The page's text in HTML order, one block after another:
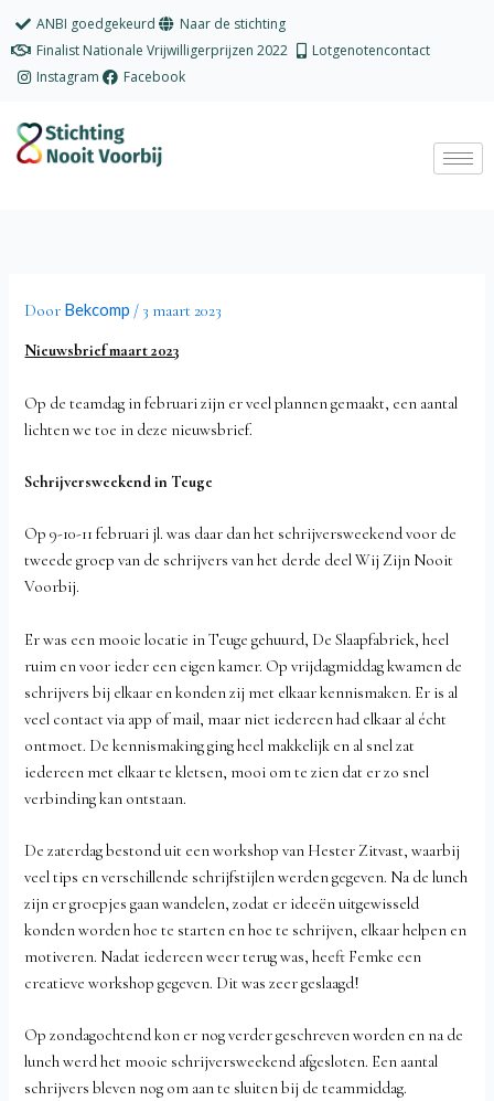
ANBI goedgekeurd
Naar de stichting
Finalist Nationale Vrijwilligerprijzen 2022
Lotgenotencontact
Instagram
Facebook
Door Bekcomp / 3 maart 2023
Nieuwsbrief maart 2023
Op de teamdag in februari zijn er veel plannen gemaakt, een aantal
lichten we toe in deze nieuwsbrief.
Schrijversweekend in Teuge
Op 9-10-11 februari jl. was daar dan het schrijversweekend voor de
tweede groep van de schrijvers van het derde deel Wij Zijn Nooit
Voorbij.
Er was een mooie locatie in Teuge gehuurd, De Slaapfabriek, heel
ruim en voor ieder een eigen kamer. Op vrijdagmiddag kwamen de
schrijvers bij elkaar en konden zij met elkaar kennismaken. Er is al
veel contact via app of mail, maar niet iedereen had elkaar al écht
ontmoet. De kennismaking ging heel makkelijk en al snel zat
iedereen met elkaar te kletsen, mooi om te zien dat er zo snel
verbinding kan ontstaan.
De zaterdag bestond uit een workshop van Hester Zitvast, waarbij
veel tips en verschillende schrijfstijlen werden gegeven. Na de lunch
zijn er groepjes gaan wandelen, zodat er ideeën uitgewisseld
konden worden hoe te starten en hoe te schrijven, elkaar helpen en
motiveren. Nadat iedereen weer terug was, heeft Femke een
creatieve workshop gegeven. Dit was zeer geslaagd!
Op zondagochtend kon er nog verder geschreven worden en na de
lunch werd het mooie schrijversweekend afgesloten. Een aantal
schrijvers bleven nog om aan te sluiten bij de teammiddag.